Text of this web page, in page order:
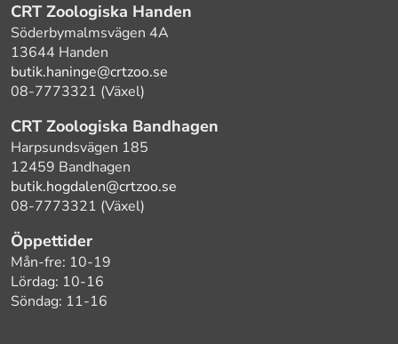
CRT Zoologiska Handen
Söderbymalmsvägen 4A
13644 Handen
butik.haninge@crtzoo.se
08-7773321 (Växel)
CRT Zoologiska Bandhagen
Harpsundsvägen 185
12459 Bandhagen
butik.hogdalen@crtzoo.se
08-7773321 (Växel)
Öppettider
Mån-fre: 10-19
Lördag: 10-16
Söndag: 11-16